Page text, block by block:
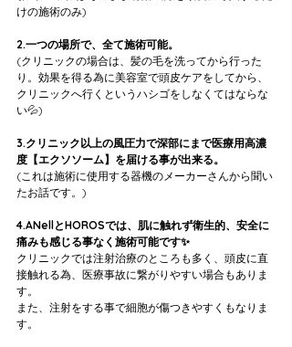
けの施術のみ)
2.一つの場所で、全て施術可能。
(クリニックの場合は、髪の毛を洗ってから行った
り。効果を得る為に美容室で頭皮ケアをしてから、
クリニックへ行くというハシゴをしなくてはならな
い💦)
3.クリニック以上の風圧力で深部にまで医療用高濃
度【エクソソーム】を届ける事が出来る。
(これは施術に使用する器機のメーカーさんから聞い
たお話です。)
4.ANellとHOROSでは、肌に触れず衛生的、安全に
痛みも感じる事なく施術可能です✨
クリニックでは注射治療のところも多く、頭皮に直
接触れる為、医療事故に繋がりやすい場合もありま
す。
また、注射をする事で細胞が傷つきやすくもなりま
す。